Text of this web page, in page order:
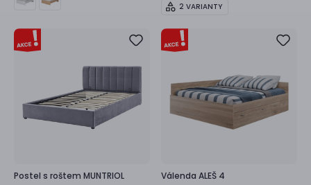
2 VARIANTY
Postel s roštem MUNTRIOL Válenda ALEŠ 4